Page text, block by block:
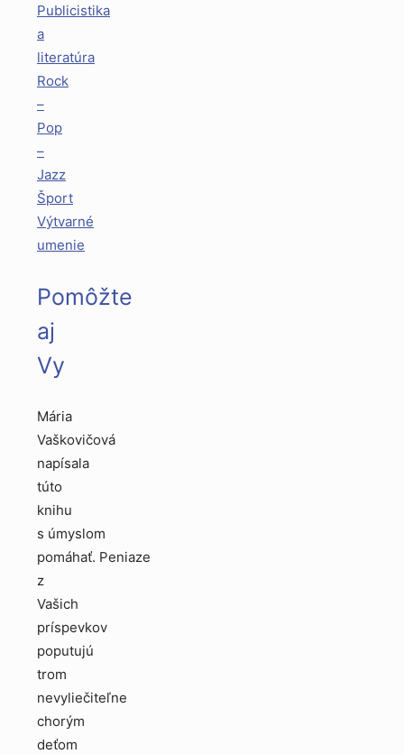
Publicistika
a
literatúra
Rock
–
Pop
–
Jazz
Šport
Výtvarné
umenie
Pomôžte
aj
Vy
Mária
Vaškovičová
napísala
túto
knihu
s úmyslom
pomáhať. Peniaze
z
Vašich
príspevkov
poputujú
trom
nevyliečiteľne
chorým
deťom